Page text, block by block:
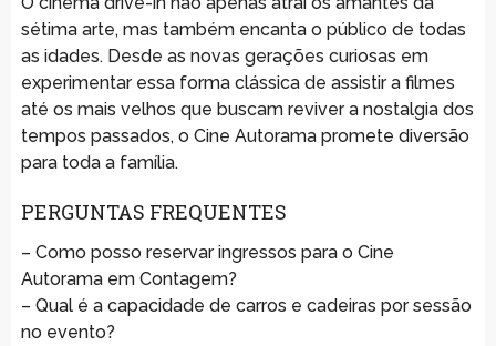
sétima arte, mas também encanta o público de todas
as idades. Desde as novas gerações curiosas em
experimentar essa forma clássica de assistir a filmes
até os mais velhos que buscam reviver a nostalgia dos
tempos passados, o Cine Autorama promete diversão
para toda a família.
PERGUNTAS FREQUENTES
– Como posso reservar ingressos para o Cine
Autorama em Contagem?
– Qual é a capacidade de carros e cadeiras por sessão
no evento?